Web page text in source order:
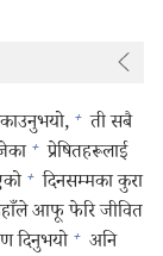
+ ती सबै
+ प्रेषितहरूलाई
+ दिनसम्मका कुरा
आफू फेरि जीवित
दिनुभयो + अनि